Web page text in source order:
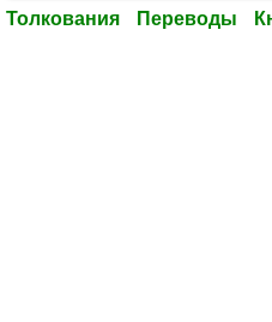
Толкования Переводы